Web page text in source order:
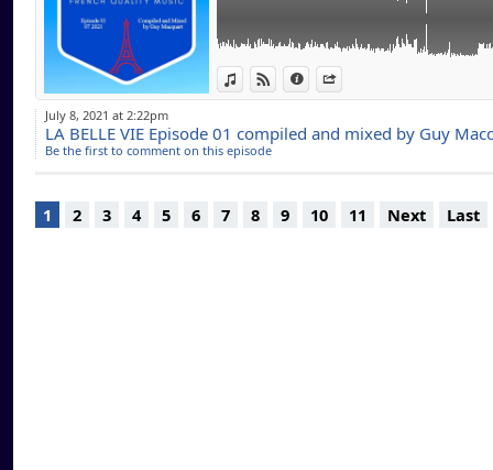
Résident Officiel
macquart/
DJ Officiel pour
En constante
View in iTunes
View on Djpod
Information
July 8, 2021 at 2:22pm
LA BELLE VIE Episode 01 compiled and mixed by Guy
Be the first to comment on this episode
1 2 3 4 5 6 7 8 9 10 11 Next Last